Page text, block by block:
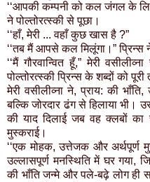
‘‘आपकी कम्पनी को कल जंगल के
ने पोल्तोरत्स्की से पूछा।
‘‘हाँ, मेरी ... वहाँ कुछ खास है ?”
‘‘तब मैं आपसे कल मिलूंगा।”
‘‘मैं गौरवान्वित हूँ,” मेरी
पोल्तोरत्स्की प्रिन्स के शब्दों को
मेरी वसीलीव्ना ने, प्राय: की
बल्कि जोरदार ढंग से हिलाया
की याद दिलाई जब वह क्लबों
मुस्कराई।
‘‘एक मोहक, उत्तेजक और अर्थपूर्ण
उल्लासपूर्ण मनस्थिति में घर
की भाँति जन्मे और पले-बढ़े लोग